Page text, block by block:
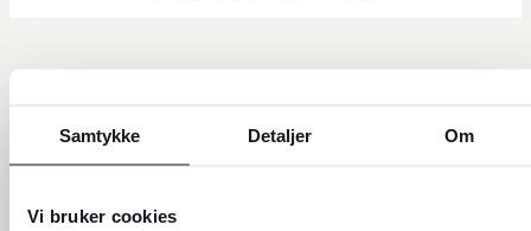
Samtykke Detaljer Om
Vi bruker cookies
VALUTA